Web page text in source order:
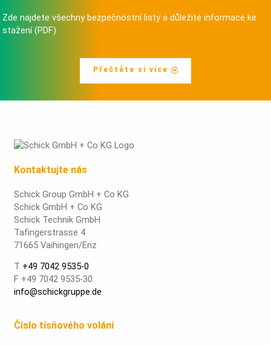
Zde najdete všechny bezpečnostní listy a důležité informace ke
stažení (PDF)
Přečtěte si více
Kontaktujte nás
Schick Group GmbH + Co KG
Schick GmbH + Co KG
Schick Technik GmbH
Tafingerstrasse 4
71665 Vaihingen/Enz
T +49 7042 9535-0
F +49 7042 9535-30
info@schickgruppe.de
Číslo tísňového volání